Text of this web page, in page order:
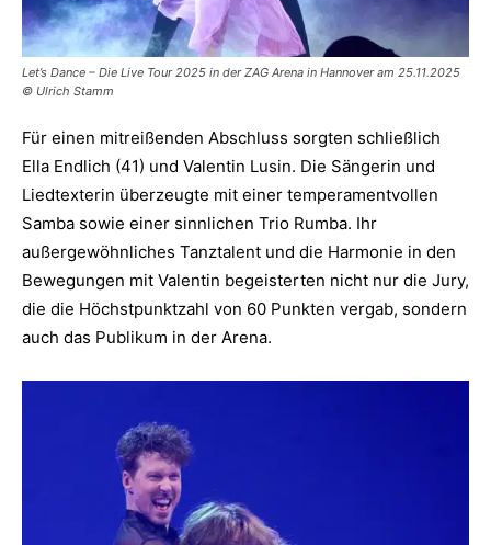
Let’s Dance – Die Live Tour 2025 in der ZAG Arena in Hannover am 25.11.2025
© Ulrich Stamm
Für einen mitreißenden Abschluss sorgten schließlich
Ella Endlich (41) und Valentin Lusin. Die Sängerin und
Liedtexterin überzeugte mit einer temperamentvollen
Samba sowie einer sinnlichen Trio Rumba. Ihr
außergewöhnliches Tanztalent und die Harmonie in den
Bewegungen mit Valentin begeisterten nicht nur die Jury,
die die Höchstpunktzahl von 60 Punkten vergab, sondern
auch das Publikum in der Arena.